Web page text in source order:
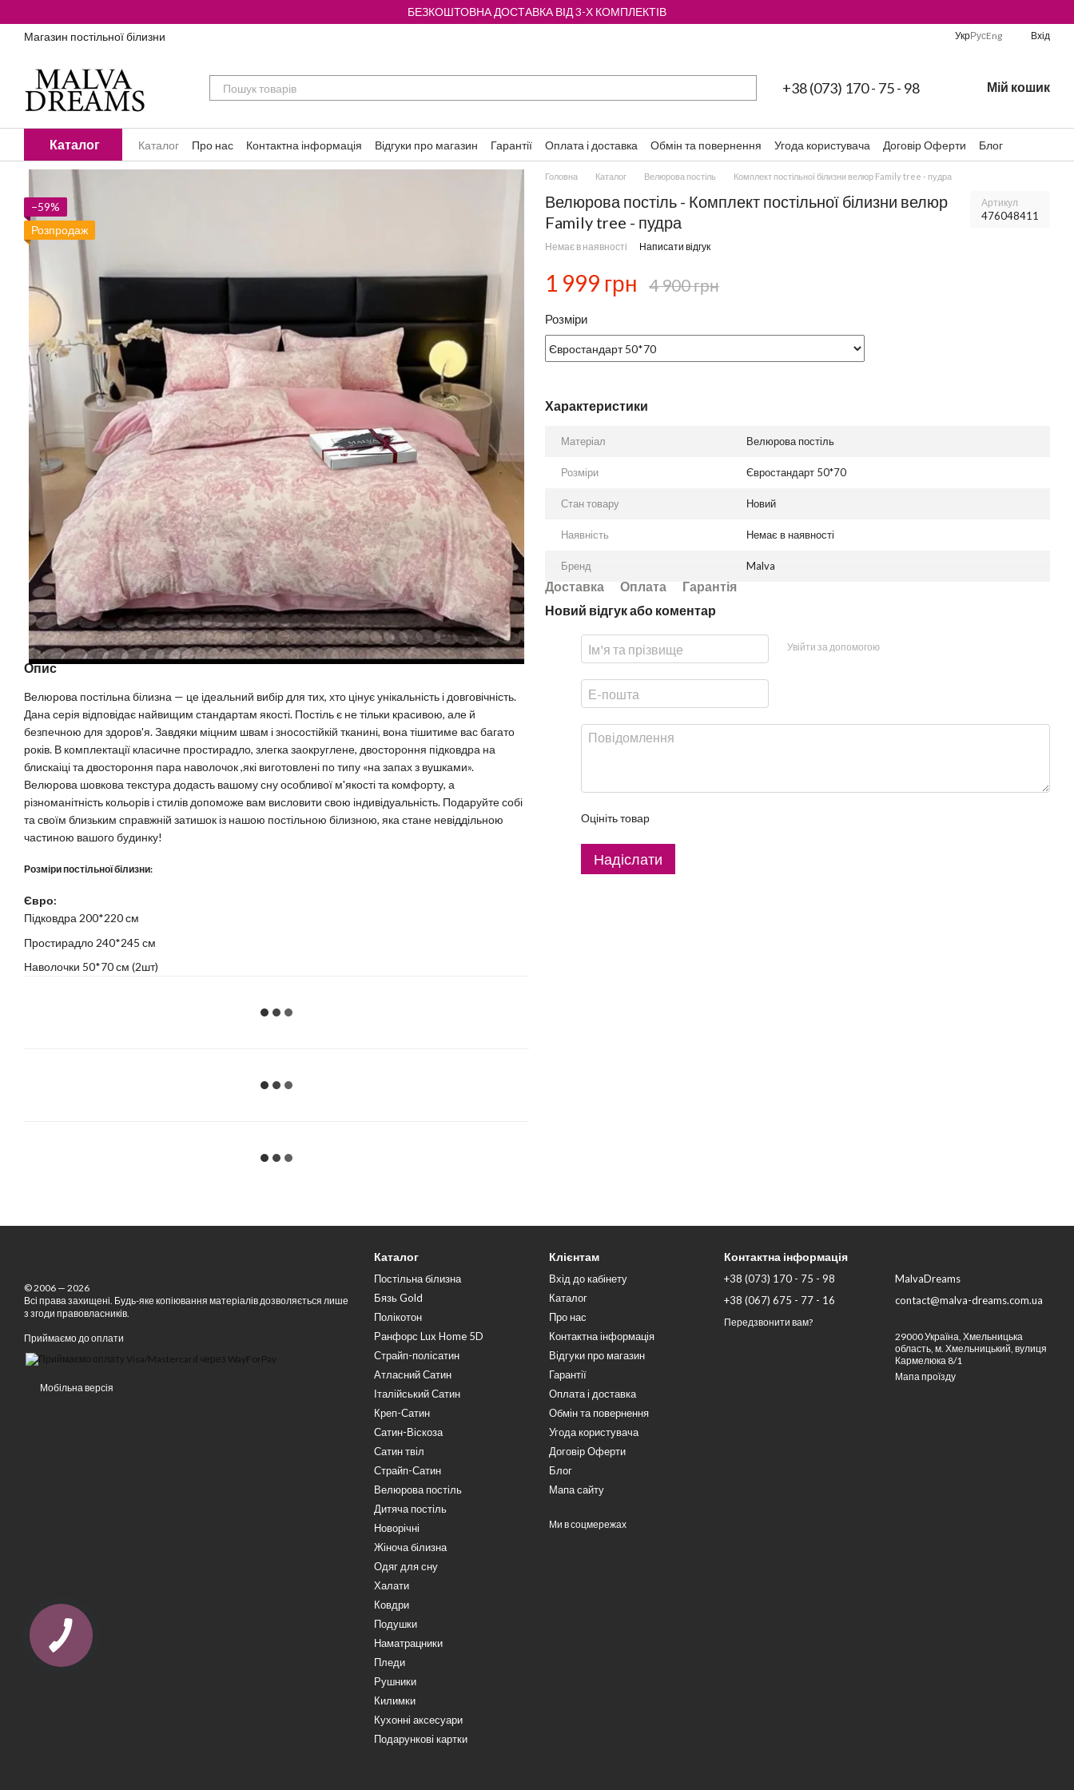
БЕЗКОШТОВНА ДОСТАВКА ВІД 3-Х КОМПЛЕКТІВ
Магазин постільної білизни
УкрРусEng Вхід
+38 (073) 170 - 75 - 98 Мій кошик
Каталог Каталог Про нас Контактна інформація Відгуки про магазин Гарантії Оплата і доставка Обмін та повернення Угода користувача Договір Оферти Блог
−59%
Розпродаж
Опис
Велюрова постільна білизна — це ідеальний вибір для тих, хто цінує унікальність і довговічність.
Дана серія відповідає найвищим стандартам якості. Постіль є не тільки красивою, але й
безпечною для здоров'я. Завдяки міцним швам і зносостійкій тканині, вона тішитиме вас багато
років. В комплектації класичне простирадло, злегка заокруглене, двостороння підковдра на
блискаіці та двостороння пара наволочок ,які виготовлені по типу «на запах з вушками».
Велюрова шовкова текстура додасть вашому сну особливої м'якості та комфорту, а
різноманітність кольорів і стилів допоможе вам висловити свою індивідуальність. Подаруйте собі
та своїм близьким справжній затишок із нашою постільною білизною, яка стане невіддільною
частиною вашого будинку!
Розміри постільної білизни:
Євро:
Підковдра 200*220 см
Простирадло 240*245 см
Наволочки 50*70 см (2шт)
Головна Каталог Велюрова постіль Комплект постільної білизни велюр Family tree - пудра
Велюрова постіль - Комплект постільної білизни велюр
Family tree - пудра
Артикул
476048411
Немає в наявності Написати відгук
1 999 грн 4 900 грн
Розміри
Характеристики
Матеріал Велюрова постіль
Розміри Євростандарт 50*70
Стан товару Новий
Наявність Немає в наявності
Бренд Malva
Доставка Оплата
Гарантія
Новий відгук або коментар
Увійти за допомогою
Оцініть товар
Надіслати
© 2006 — 2026
Всі права захищені. Будь-яке копіювання матеріалів дозволяється лише
з згоди правовласників.
Приймаємо до оплати
Мобільна версія
Каталог
Постільна білизна
Бязь Gold
Полікотон
Ранфорс Lux Home 5D
Страйп-полісатин
Атласний Сатин
Італійський Сатин
Креп-Сатин
Сатин-Віскоза
Сатин твіл
Страйп-Сатин
Велюрова постіль
Дитяча постіль
Новорічні
Жіноча білизна
Одяг для сну
Халати
Ковдри
Подушки
Наматрацники
Пледи
Рушники
Килимки
Кухонні аксесуари
Подарункові картки
Клієнтам
Вхід до кабінету
Каталог
Про нас
Контактна інформація
Відгуки про магазин
Гарантії
Оплата і доставка
Обмін та повернення
Угода користувача
Договір Оферти
Блог
Мапа сайту
Ми в соцмережах
Контактна інформація
+38 (073) 170 - 75 - 98
+38 (067) 675 - 77 - 16
Передзвонити вам?
MalvaDreams
contact@malva-dreams.com.ua
29000 Україна, Хмельницька
область, м. Хмельницький, вулиця
Кармелюка 8/1
Мапа проїзду